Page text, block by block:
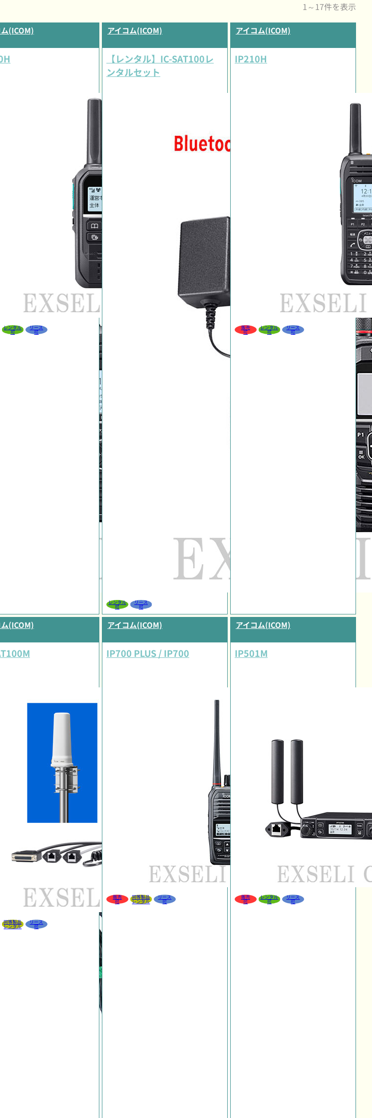
1～17件を表示
(ICOM)
レンタル
可
リース
可
アイコム(ICOM)
【レンタル】IC-SAT100レ
ンタルセット
レンタル
可
リース
可
アイコム(ICOM)
IP210H
販売
可
レンタル
可
リース
可
(ICOM)
同等製品
レンタル
リース
可
アイコム(ICOM)
IP700 PLUS / IP700
販売
可
同等製品
レンタル
リース
可
アイコム(ICOM)
IP501M
販売
可
レンタル
可
リース
可